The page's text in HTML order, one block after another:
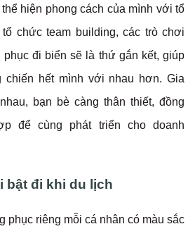
hiện phong cách của mình với tổ
chức team building, các trò chơi
đi biển sẽ là thứ gắn kết, giúp
chiến hết mình với nhau hơn. Gia
bạn bè càng thân thiết, đồng
để cùng phát triển cho doanh
bật đi khi du lịch
phục riêng mỗi cá nhân có màu sắc